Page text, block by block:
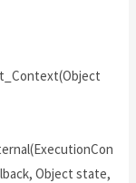
Object state,